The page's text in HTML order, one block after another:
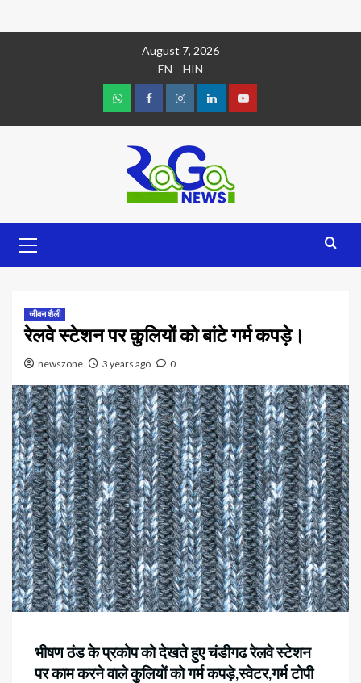
August 7, 2026
EN
HIN
जीवन शैली
रेलवे स्टेशन पर कुलियों को बांटे गर्म कपड़े।
newszone 3 years ago 0
भीषण ठंड के प्रकोप को देखते हुए चंडीगढ रेलवे स्टेशन
पर काम करने वाले कुलियों को गर्म कपड़े,स्वेटर,गर्म टोपी